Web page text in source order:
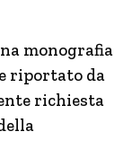
monografia
riportato da
richiesta